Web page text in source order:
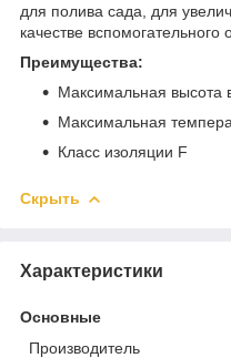
для полива сада, для
качестве вспомогательного
Преимущества:
Максимальная высота
Максимальная
Класс изоляции F
Скрыть
Характеристики
Основные
Производитель